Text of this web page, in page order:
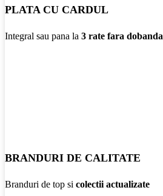
PLATA CU CARDUL
Integral sau pana la 3 rate fara dobanda
BRANDURI DE CALITATE
Branduri de top si colectii actualizate